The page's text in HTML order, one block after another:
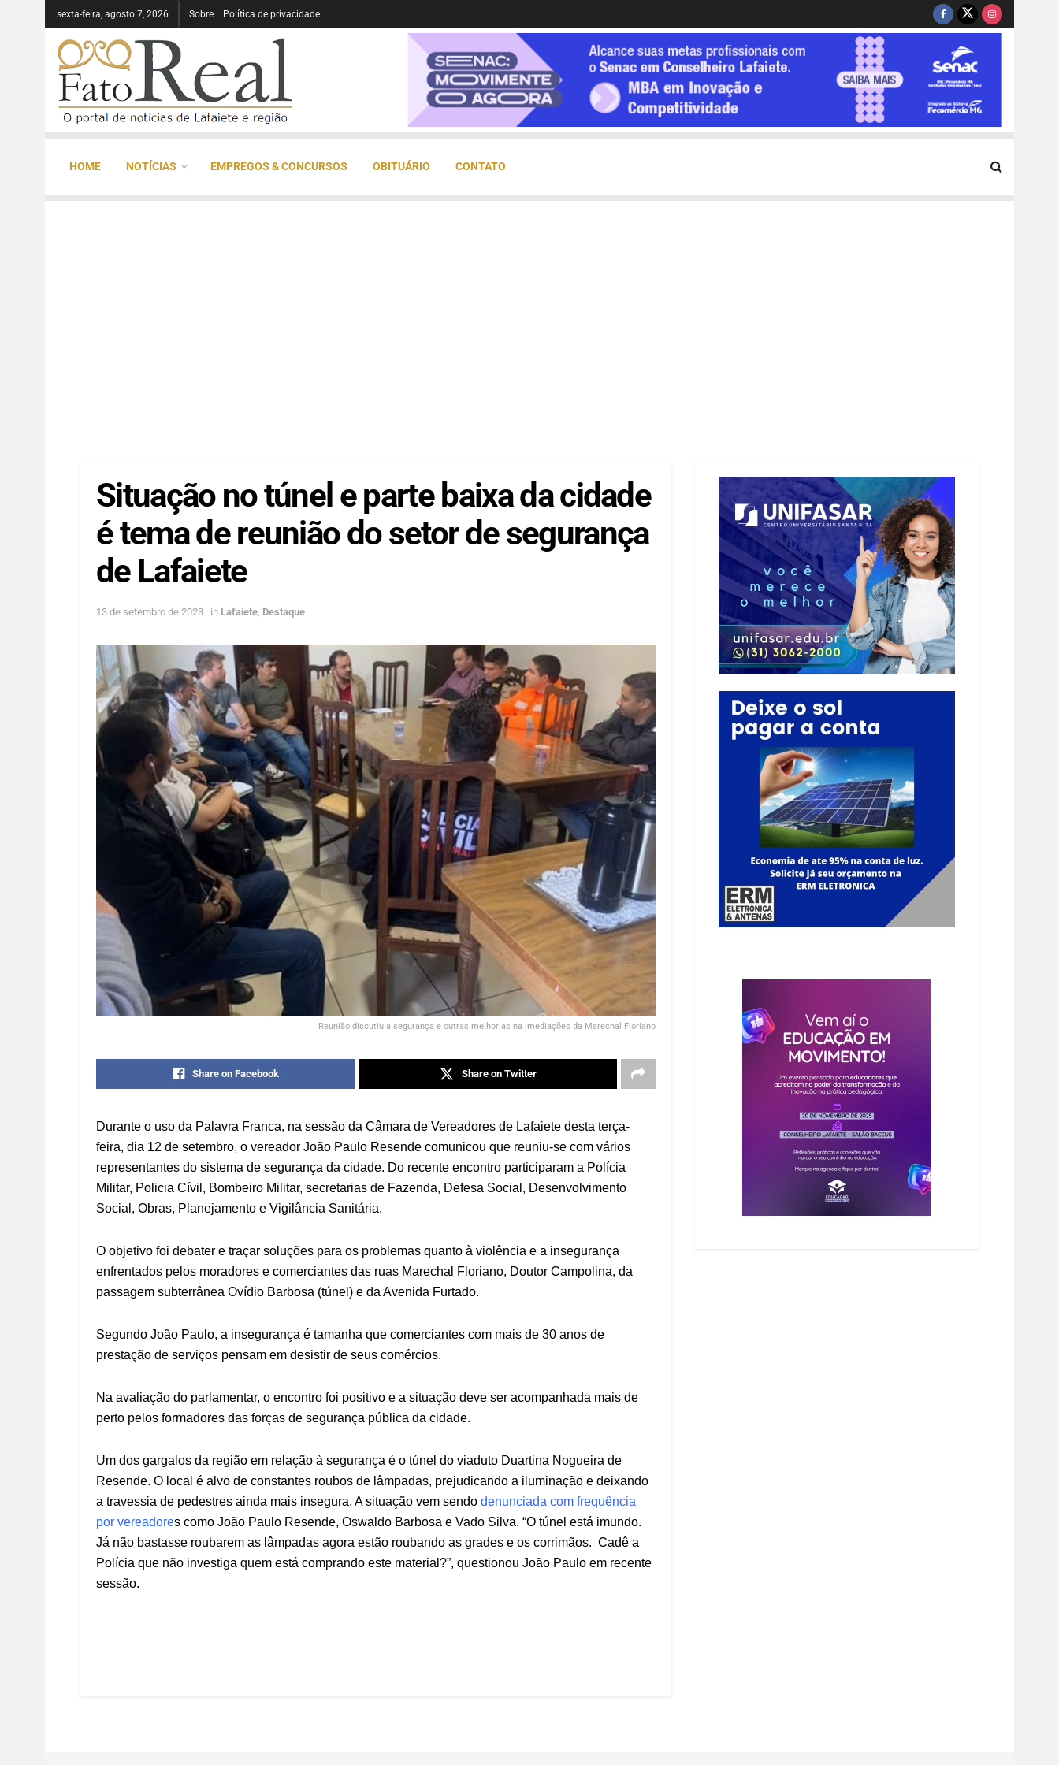
sexta-feira, agosto 7, 2026 Sobre Política de privacidade
HOME NOTÍCIAS EMPREGOS & CONCURSOS OBITUÁRIO CONTATO
Situação no túnel e parte baixa da cidade
é tema de reunião do setor de segurança
de Lafaiete
13 de setembro de 2023 in Lafaiete Destaque
Reunião discutiu a segurança e outras melhorias na imediações da Marechal Floriano
Share on Facebook Share on Twitter
Durante o uso da Palavra Franca, na sessão da Câmara de Vereadores de Lafaiete desta terça-
feira, dia 12 de setembro, o vereador João Paulo Resende comunicou que reuniu-se com vários
representantes do sistema de segurança da cidade. Do recente encontro participaram a Polícia
Militar, Policia Cívil, Bombeiro Militar, secretarias de Fazenda, Defesa Social, Desenvolvimento
Social, Obras, Planejamento e Vigilância Sanitária.
O objetivo foi debater e traçar soluções para os problemas quanto à violência e a insegurança
enfrentados pelos moradores e comerciantes das ruas Marechal Floriano, Doutor Campolina, da
passagem subterrânea Ovídio Barbosa (túnel) e da Avenida Furtado.
Segundo João Paulo, a insegurança é tamanha que comerciantes com mais de 30 anos de
prestação de serviços pensam em desistir de seus comércios.
Na avaliação do parlamentar, o encontro foi positivo e a situação deve ser acompanhada mais de
perto pelos formadores das forças de segurança pública da cidade.
Um dos gargalos da região em relação à segurança é o túnel do viaduto Duartina Nogueira de
Resende. O local é alvo de constantes roubos de lâmpadas, prejudicando a iluminação e deixando
a travessia de pedestres ainda mais insegura. A situação vem sendo denunciada com frequência
por vereadores como João Paulo Resende, Oswaldo Barbosa e Vado Silva. “O túnel está imundo.
Já não bastasse roubarem as lâmpadas agora estão roubando as grades e os corrimãos. Cadê a
Polícia que não investiga quem está comprando este material?”, questionou João Paulo em recente
sessão.